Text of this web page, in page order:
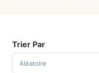
Trier Par
Sort Products